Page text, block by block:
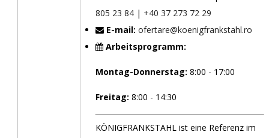
805 23 84 | +40 37 273 72 29
E-mail: ofertare@koenigfrankstahl.ro
Arbeitsprogramm:
Montag-Donnerstag: 8:00 - 17:00
Freitag: 8:00 - 14:30
KÖNIGFRANKSTAHL ist eine Referenz im